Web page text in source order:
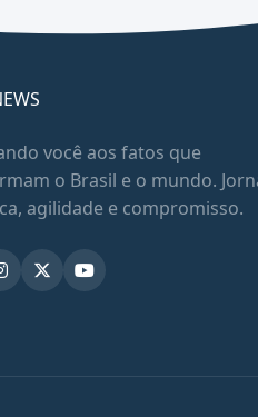
você aos fatos que
o Brasil e o mundo.
agilidade e compromisso.